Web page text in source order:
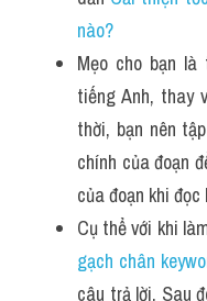
nào?
Mẹo cho bạn
tiếng Anh, thay
thời, bạn nên
chính của đoạn
của đoạn khi đọc
Cụ thể với khi
gạch chân
câu trả lời. Sau